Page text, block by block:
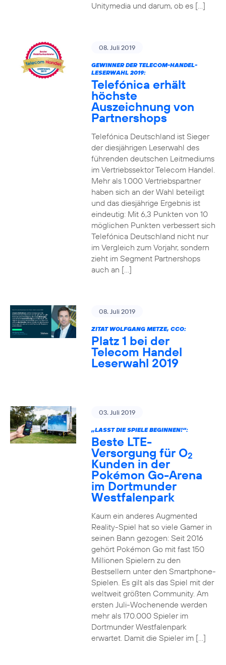
Unitymedia und darum, ob es […]
08. Juli 2019
GEWINNER DER TELECOM-HANDEL-
LESERWAHL 2019:
Telefónica erhält
höchste
Auszeichnung von
Partnershops
Telefónica Deutschland ist Sieger
der diesjährigen Leserwahl des
führenden deutschen Leitmediums
im Vertriebssektor Telecom Handel.
Mehr als 1.000 Vertriebspartner
haben sich an der Wahl beteiligt
und das diesjährige Ergebnis ist
eindeutig: Mit 6,3 Punkten von 10
möglichen Punkten verbessert sich
Telefónica Deutschland nicht nur
im Vergleich zum Vorjahr, sondern
zieht im Segment Partnershops
auch an […]
08. Juli 2019
ZITAT WOLFGANG METZE, CCO:
Platz 1 bei der
Telecom Handel
Leserwahl 2019
03. Juli 2019
„LASST DIE SPIELE BEGINNEN!“:
Beste LTE-
Versorgung für O2
Kunden in der
Pokémon Go-Arena
im Dortmunder
Westfalenpark
Kaum ein anderes Augmented
Reality-Spiel hat so viele Gamer in
seinen Bann gezogen: Seit 2016
gehört Pokémon Go mit fast 150
Millionen Spielern zu den
Bestsellern unter den Smartphone-
Spielen. Es gilt als das Spiel mit der
weltweit größten Community. Am
ersten Juli-Wochenende werden
mehr als 170.000 Spieler im
Dortmunder Westfalenpark
erwartet. Damit die Spieler im […]